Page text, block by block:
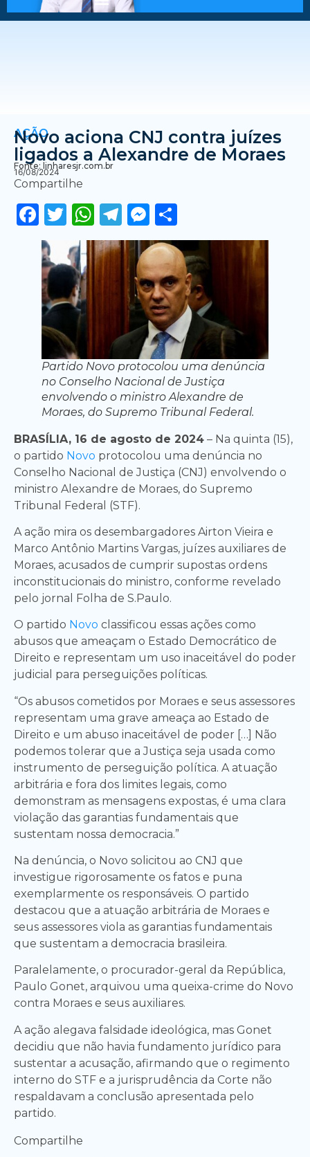
AÇÃO
Novo aciona CNJ contra juízes
ligados a Alexandre de Moraes
Fonte: linharesjr.com.br
16/08/2024
Compartilhe
Facebook
Twitter
WhatsApp
Telegram
Messenger
Partido Novo protocolou uma denúncia
no Conselho Nacional de Justiça
envolvendo o ministro Alexandre de
Moraes, do Supremo Tribunal Federal.
BRASÍLIA, 16 de agosto de 2024 – Na quinta (15),
o partido Novo protocolou uma denúncia no
Conselho Nacional de Justiça (CNJ) envolvendo o
ministro Alexandre de Moraes, do Supremo
Tribunal Federal (STF).
A ação mira os desembargadores Airton Vieira e
Marco Antônio Martins Vargas, juízes auxiliares de
Moraes, acusados de cumprir supostas ordens
inconstitucionais do ministro, conforme revelado
pelo jornal Folha de S.Paulo.
O partido Novo classificou essas ações como
abusos que ameaçam o Estado Democrático de
Direito e representam um uso inaceitável do poder
judicial para perseguições políticas.
“Os abusos cometidos por Moraes e seus assessores
representam uma grave ameaça ao Estado de
Direito e um abuso inaceitável de poder […] Não
podemos tolerar que a Justiça seja usada como
instrumento de perseguição política. A atuação
arbitrária e fora dos limites legais, como
demonstram as mensagens expostas, é uma clara
violação das garantias fundamentais que
sustentam nossa democracia.”
Na denúncia, o Novo solicitou ao CNJ que
investigue rigorosamente os fatos e puna
exemplarmente os responsáveis. O partido
destacou que a atuação arbitrária de Moraes e
seus assessores viola as garantias fundamentais
que sustentam a democracia brasileira.
Paralelamente, o procurador-geral da República,
Paulo Gonet, arquivou uma queixa-crime do Novo
contra Moraes e seus auxiliares.
A ação alegava falsidade ideológica, mas Gonet
decidiu que não havia fundamento jurídico para
sustentar a acusação, afirmando que o regimento
interno do STF e a jurisprudência da Corte não
respaldavam a conclusão apresentada pelo
partido.
Compartilhe